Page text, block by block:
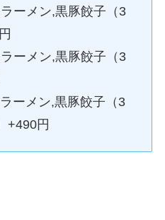
ーメン,黒豚餃子（3
ーメン,黒豚餃子（3
ーメン,黒豚餃子（3
+490円